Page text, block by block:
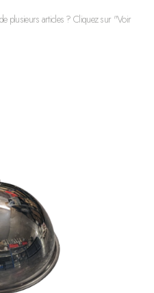
plusieurs articles ? Cliquez sur "Voir